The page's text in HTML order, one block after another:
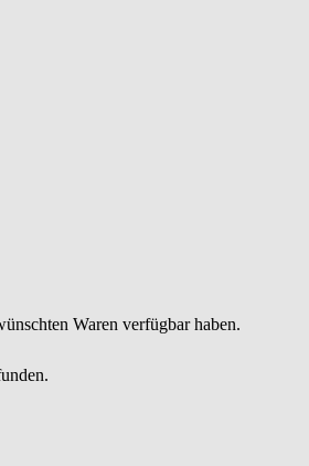
Waren verfügbar haben.